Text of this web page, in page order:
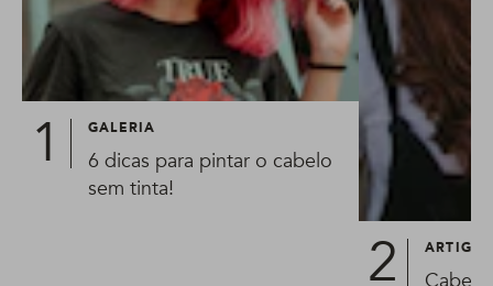
GALERIA
6 dicas para pintar o cabelo
sem tinta!
ARTIGO